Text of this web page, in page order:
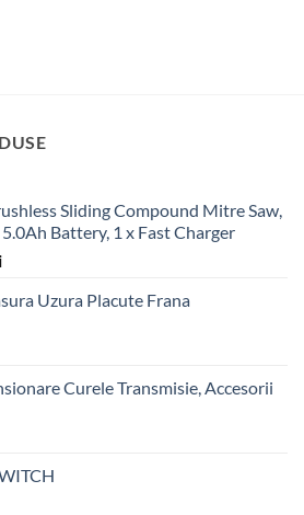
Sliding Compound Mitre Saw,
Battery, 1 x Fast Charger
Uzura Placute Frana
Curele Transmisie, Accesorii